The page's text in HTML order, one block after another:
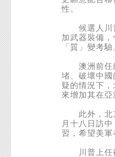
性。
候選人川普
加武器裝備
「質」變考
澳洲前任總
堵、破壞中
疑的情況下
來增加其在亞
此外，北京
月十八日訪
習，希望美軍
川普上任後